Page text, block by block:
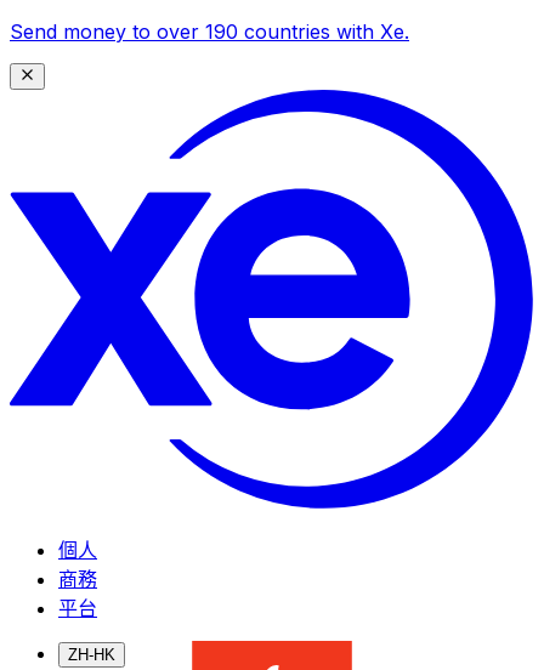
Send money to over 190 countries with Xe.
個人
商務
平台
ZH-HK